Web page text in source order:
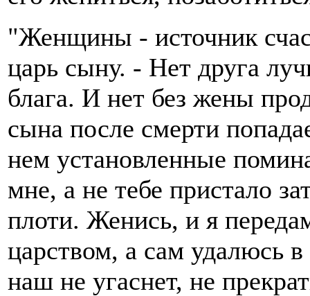
"Женщины - источник
царь сыну. - Нет друга
блага. И нет без жены
сына после смерти
нем установленные
мне, а не тебе пристало
плоти. Женись, и я
царством, а сам удалюсь
наш не угаснет, не